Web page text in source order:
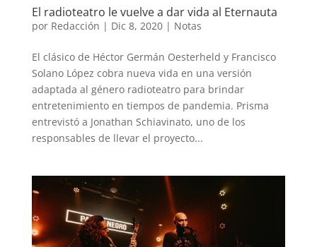
El radioteatro le vuelve a dar vida al Eternauta
por Redacción | Dic 8, 2020| Notas
El clásico de Héctor Germán Oesterheld y Francisco
Solano López cobra nueva vida en una versión
adaptada al género radioteatro para brindar
entretenimiento en tiempos de pandemia. Prisma
entrevistó a Jonathan Schiavinato, uno de los
responsables de llevar el proyecto...